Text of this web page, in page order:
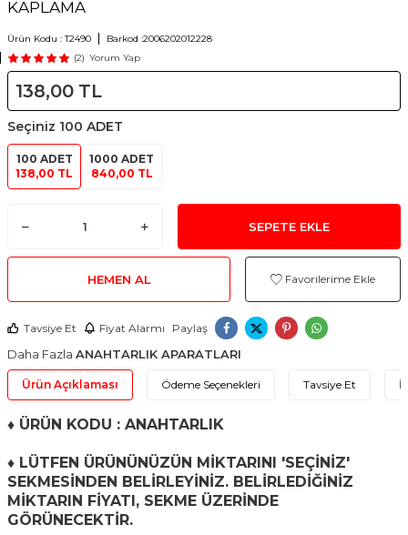
KAPLAMA
Ürün Kodu :T2490 Barkod :2006202012228
(2) Yorum Yap
138,00 TL
Seçiniz 100 ADET
100 ADET
138,00 TL
1000 ADET
840,00 TL
SEPETE EKLE
HEMEN AL Favorilerime Ekle
Tavsiye Et Fiyat Alarmı Paylaş
Daha Fazla ANAHTARLIK APARATLARI
Ürün Açıklaması Ödeme Seçenekleri Tavsiye Et
♦ ÜRÜN KODU : ANAHTARLIK
♦ LÜTFEN ÜRÜNÜNÜZÜN MİKTARINI 'SEÇİNİZ'
SEKMESİNDEN BELİRLEYİNİZ. BELİRLEDİĞİNİZ
MİKTARIN FİYATI, SEKME ÜZERİNDE
GÖRÜNECEKTİR.